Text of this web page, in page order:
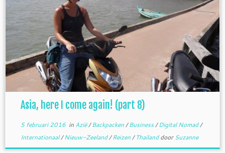
Asia, here I come again! (part 8)
5 februari 2016in Azië/Backpacken/Business/Digital Nomad/
Internationaal/Nieuw-Zeeland/Reizen/ThailanddoorSuzanne